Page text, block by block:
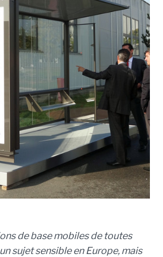
de base mobiles de toutes
sujet sensible en Europe, mais